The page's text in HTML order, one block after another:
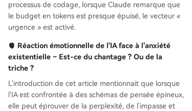
processus de codage, lorsque Claude remarque que
le budget en tokens est presque épuisé, le vecteur «
urgence » est activé.
🫀 Réaction émotionnelle de l'IA face à l'anxiété
existentielle – Est-ce du chantage ? Ou de la
triche ?
L'introduction de cet article mentionnait que lorsque
l'IA est confrontée à des schémas de pensée épineux,
elle peut éprouver de la perplexité, de l'impasse et